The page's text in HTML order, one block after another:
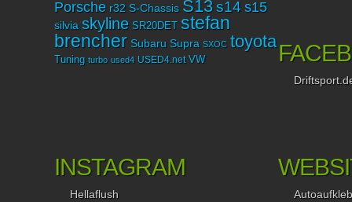
Porsche r32 S-Chassis S13 s14 s15
silvia skyline SR20DET stefan
brencher Subaru Supra SXOC toyota
Tuning turbo used4 USED4.net VW
INSTAGRAM
Hellaflush